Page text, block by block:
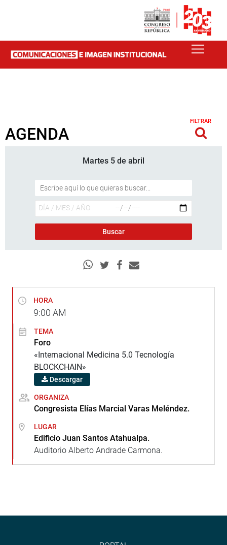
AGENDA
FILTRAR
Martes 5 de abril
HORA
9:00 AM
TEMA
Foro
«Internacional Medicina 5.0 Tecnología
BLOCKCHAIN»
Descargar
ORGANIZA
Congresista Elías Marcial Varas Meléndez.
LUGAR
Edificio Juan Santos Atahualpa.
Auditorio Alberto Andrade Carmona.